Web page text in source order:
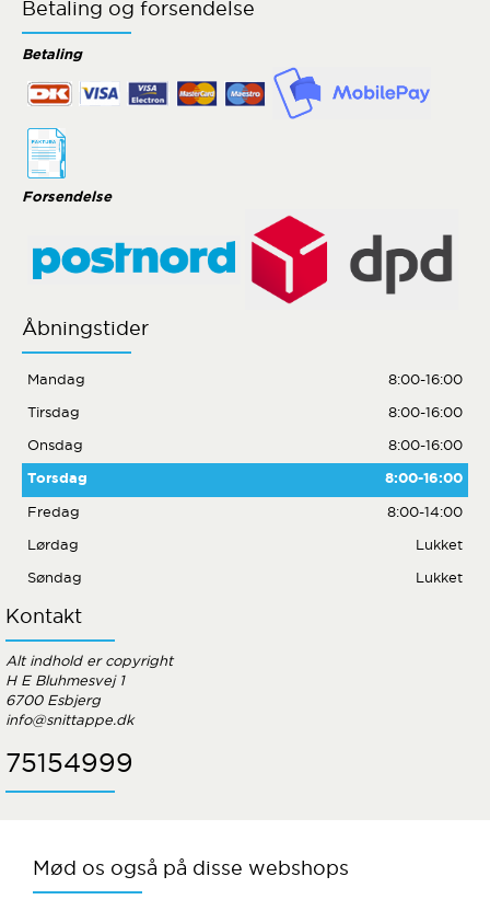
Betaling og forsendelse
Betaling
Forsendelse
Åbningstider
Mandag 8:00-16:00
Tirsdag 8:00-16:00
Onsdag 8:00-16:00
Torsdag 8:00-16:00
Fredag 8:00-14:00
Lørdag Lukket
Søndag Lukket
Kontakt
Alt indhold er copyright
H E Bluhmesvej 1
6700 Esbjerg
info@snittappe.dk
75154999
Mød os også på disse webshops